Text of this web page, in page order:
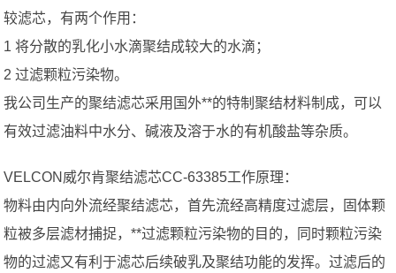
较滤芯，有两个作用：
1 将分散的乳化小水滴聚结成较大的水滴；
2 过滤颗粒污染物。
我公司生产的聚结滤芯采用国外**的特制聚结材料制成，可以
有效过滤油料中水分、碱液及溶于水的有机酸盐等杂质。
VELCON威尔肯聚结滤芯CC-63385工作原理：
物料由内向外流经聚结滤芯，首先流经高精度过滤层，固体颗
粒被多层滤材捕捉，**过滤颗粒污染物的目的，同时颗粒污染
物的过滤又有利于滤芯后续破乳及聚结功能的发挥。过滤后的